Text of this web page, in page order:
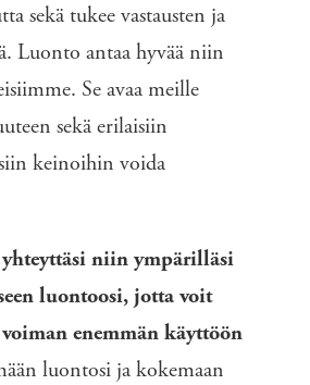
sekä tukee vastausten ja
Luonto antaa hyvää niin
Se avaa meille
sekä erilaisiin
keinoihin voida
yhteyttäsi niin ympärilläsi
luontoosi, jotta voit
enemmän käyttöön
luontosi ja kokemaan